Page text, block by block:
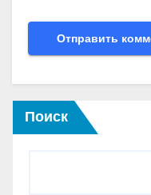
Поиск